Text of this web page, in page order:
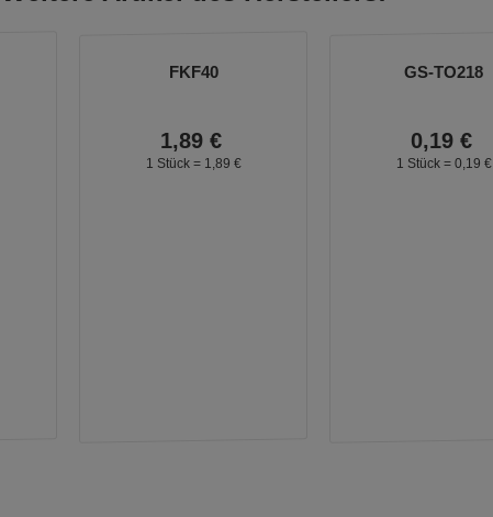
FKF40
1,89 €
1 Stück = 1, 89 €
GS-TO218
0,19 €
1 Stück = 0, 19 €